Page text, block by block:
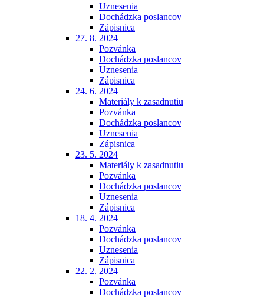
Uznesenia
Dochádzka poslancov
Zápisnica
27. 8. 2024
Pozvánka
Dochádzka poslancov
Uznesenia
Zápisnica
24. 6. 2024
Materiály k zasadnutiu
Pozvánka
Dochádzka poslancov
Uznesenia
Zápisnica
23. 5. 2024
Materiály k zasadnutiu
Pozvánka
Dochádzka poslancov
Uznesenia
Zápisnica
18. 4. 2024
Pozvánka
Dochádzka poslancov
Uznesenia
Zápisnica
22. 2. 2024
Pozvánka
Dochádzka poslancov